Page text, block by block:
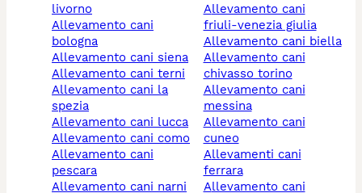
livorno
allevamento cani
bologna
allevamento cani siena
allevamento cani terni
allevamento cani la
spezia
allevamento cani lucca
allevamento cani como
allevamento cani
pescara
allevamento cani narni
allevamento cani
friuli-venezia giulia
allevamento cani biella
allevamento cani
chivasso torino
allevamento cani
messina
allevamento cani
cuneo
allevamenti cani
ferrara
allevamento cani